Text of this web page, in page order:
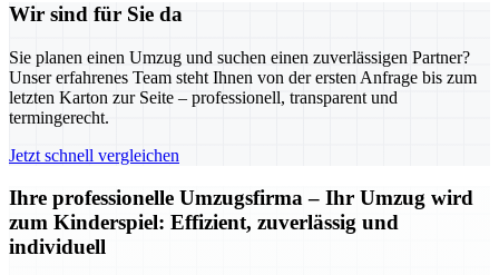
Wir sind für Sie da
Sie planen einen Umzug und suchen einen zuverlässigen Partner?
Unser erfahrenes Team steht Ihnen von der ersten Anfrage bis zum
letzten Karton zur Seite – professionell, transparent und
termingerecht.
Jetzt schnell vergleichen
Ihre professionelle Umzugsfirma – Ihr Umzug wird
zum Kinderspiel: Effizient, zuverlässig und
individuell